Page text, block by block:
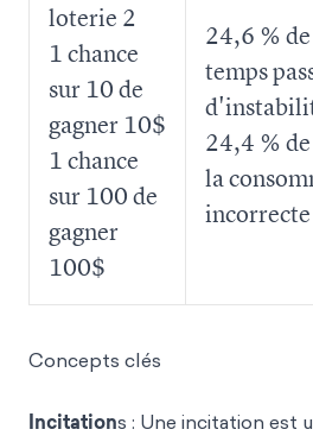
loterie 2
1 chance
sur 10 de
gagner 10$
1 chance
sur 100 de
gagner
100$
24,6 %
temps
24,4 %
la
Concepts clés
Incitations : Une incitation est